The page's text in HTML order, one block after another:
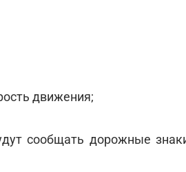
движения;
сообщать дорожные